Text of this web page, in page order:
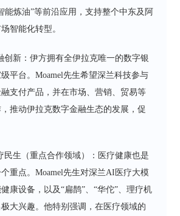
能炼油”等前沿应用，支持整个中东及阿
智能化转型。
创新：伊方拥有全伊拉克唯一的数字银
平台。Moamel先生希望深兰科技参与
支付产品，并在市场、营销、贸易等
推动伊拉克数字金融生态的发展，促
民生（重点合作领域）：医疗健康也是
重点。Moamel先生对深兰AI医疗大模
康设备，以及“扁鹊”、“华佗”、理疗机
大兴趣。他特别强调，在医疗领域的